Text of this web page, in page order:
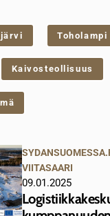
Toholampi
Kaivosteollisuus
VIITASAARI
09.01.2025